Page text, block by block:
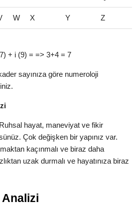
W X Y Z
+ i (9) = => 3+4 = 7
sayınıza göre numeroloji
hayat, maneviyat ve fikir
Çok değişken bir yapınız var.
kaçınmalı ve biraz daha
uzak durmalı ve hayatınıza biraz